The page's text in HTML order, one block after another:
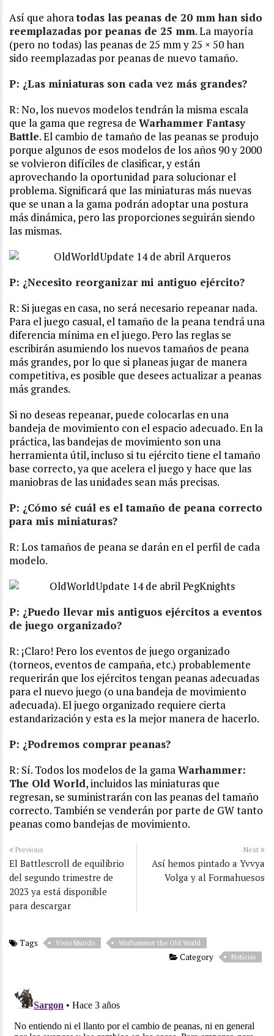
Así que ahoratodas las peanas de 20 mm han sido
reemplazadas por peanas de 25 mm. La mayoría
(pero no todas) las peanas de 25 mm y 25 × 50 han
sido reemplazadas por peanas de nuevo tamaño.
P: ¿Las miniaturas son cada vez más grandes?
R: No, los nuevos modelos tendrán la misma escala
que la gama que regresa de Warhammer Fantasy
Battle. El cambio de tamaño de las peanas se produjo
porque algunos de esos modelos de los años 90 y 2000
se volvieron difíciles de clasificar, y están
aprovechando la oportunidad para solucionar el
problema. Significará que las miniaturas más nuevas
que se unan a la gama podrán adoptar una postura
más dinámica, pero las proporciones seguirán siendo
las mismas.
P: ¿Necesito reorganizar mi antiguo ejército?
R: Si juegas en casa, no será necesario repeanar nada.
Para el juego casual, el tamaño de la peana tendrá una
diferencia mínima en el juego. Pero las reglas se
escribirán asumiendo los nuevos tamaños de peana
más grandes, por lo que si planeas jugar de manera
competitiva, es posible que desees actualizar a peanas
más grandes.
Si no deseas repeanar, puede colocarlas en una
bandeja de movimiento con el espacio adecuado. En la
práctica, las bandejas de movimiento son una
herramienta útil, incluso si tu ejército tiene el tamaño
base correcto, ya que acelera el juego y hace que las
maniobras de las unidades sean más precisas.
P: ¿Cómo sé cuál es el tamaño de peana correcto
para mis miniaturas?
R: Los tamaños de peana se darán en el perfil de cada
modelo.
P: ¿Puedo llevar mis antiguos ejércitos a eventos
de juego organizado?
R: ¡Claro! Pero los eventos de juego organizado
(torneos, eventos de campaña, etc.) probablemente
requerirán que los ejércitos tengan peanas adecuadas
para el nuevo juego (o una bandeja de movimiento
adecuada). El juego organizado requiere cierta
estandarización y esta es la mejor manera de hacerlo.
P: ¿Podremos comprar peanas?
R: Sí. Todos los modelos de la gamaWarhammer:
The Old World, incluidos las miniaturas que
regresan, se suministrarán con las peanas del tamaño
correcto. También se venderán por parte de GW tanto
peanas como bandejas de movimiento.
Previous
El Battlescroll de equilibrio
del segundo trimestre de
2023 ya está disponible
para descargar
Next
Así hemos pintado a Yvvya
Volga y al Formahuesos
Tags Viejo Mundo Warhammer the Old World
Category Noticias